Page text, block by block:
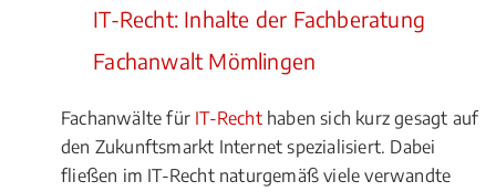
IT-Recht: Inhalte der Fachberatung
Fachanwalt Mömlingen
Fachanwälte für IT-Rechthaben sich kurz gesagt auf
den Zukunftsmarkt Internet spezialisiert. Dabei
fließen im IT-Recht naturgemäß viele verwandte